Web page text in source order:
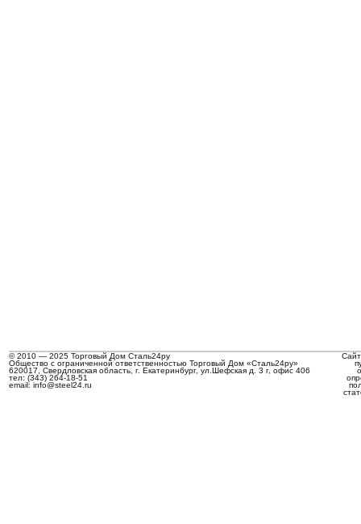
© 2010 — 2025 Торговый Дом Сталь24ру
Общество с ограниченной ответственностью Торговый Дом «Сталь24ру»
620017, Свердловская область, г. Екатеринбург, ул.Шефская д. 3 г, офис 406
тел: (343) 264-18-51
email: info@steel24.ru